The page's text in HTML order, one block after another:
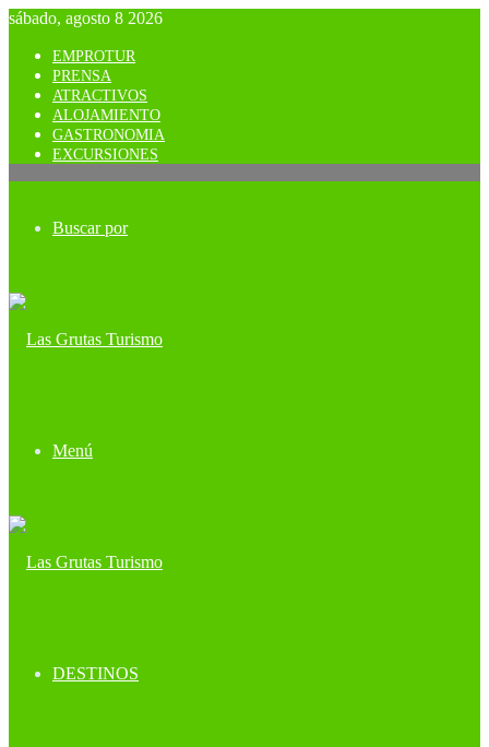
sábado, agosto 8 2026
EMPROTUR
PRENSA
ATRACTIVOS
ALOJAMIENTO
GASTRONOMIA
EXCURSIONES
Buscar por
Menú
DESTINOS